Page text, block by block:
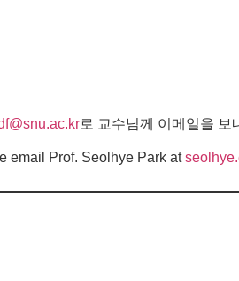
로 교수님께 이메일을 보
email Prof. Seolhye Park at